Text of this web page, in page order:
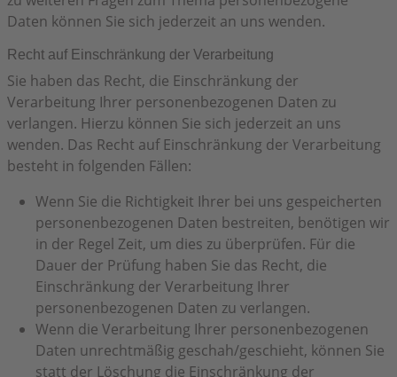
Daten können Sie sich jederzeit an uns wenden.
Recht auf Einschränkung der Verarbeitung
Sie haben das Recht, die Einschränkung der
Verarbeitung Ihrer personenbezogenen Daten zu
verlangen. Hierzu können Sie sich jederzeit an uns
wenden. Das Recht auf Einschränkung der Verarbeitung
besteht in folgenden Fällen:
Wenn Sie die Richtigkeit Ihrer bei uns gespeicherten
personenbezogenen Daten bestreiten, benötigen wir
in der Regel Zeit, um dies zu überprüfen. Für die
Dauer der Prüfung haben Sie das Recht, die
Einschränkung der Verarbeitung Ihrer
personenbezogenen Daten zu verlangen.
Wenn die Verarbeitung Ihrer personenbezogenen
Daten unrechtmäßig geschah/geschieht, können Sie
statt der Löschung die Einschränkung der